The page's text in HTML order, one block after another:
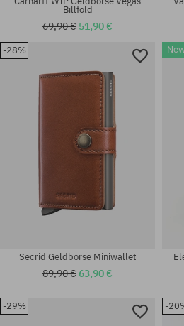
Universalgröße
Billfold
69,90 € 51,90 €
-28%
Secrid Geldbörse Miniwallet
89,90 €63,90 €
-29% -